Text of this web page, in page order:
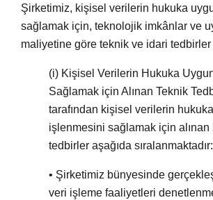
Şirketimiz, kişisel verilerin hukuka
sağlamak için, teknolojik imkânlar ve
maliyetine göre teknik ve idari tedbirler
(i) Kişisel Verilerin Hukuka
Sağlamak için Alınan Teknik
tarafından kişisel verilerin
işlenmesini sağlamak için alınan
tedbirler aşağıda sıralanmaktadır:
• Şirketimiz bünyesinde
veri işleme faaliyetleri